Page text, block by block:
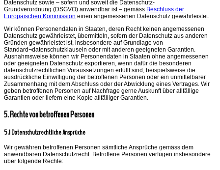
Datenschutz sowie – sofern und soweit die Datenschutz-
Grundverordnung (DSGVO) anwendbar ist – gemäss Beschluss der
Europäischen Kommission einen angemessenen Datenschutz gewährleistet.
Wir können Personendaten in Staaten, deren Recht keinen angemessenen
Datenschutz gewährleistet, übermitteln, sofern der Datenschutz aus anderen
Gründen gewährleistet ist, insbesondere auf Grundlage von
Standard¬datenschutzklauseln oder mit anderen geeigneten Garantien.
Ausnahmsweise können wir Personendaten in Staaten ohne angemessenen
oder geeigneten Datenschutz exportieren, wenn dafür die besonderen
datenschutzrechtlichen Voraussetzungen erfüllt sind, beispielsweise die
ausdrückliche Einwilligung der betroffenen Personen oder ein unmittelbarer
Zusammenhang mit dem Abschluss oder der Abwicklung eines Vertrages. Wir
geben betroffenen Personen auf Nachfrage gerne Auskunft über allfällige
Garantien oder liefern eine Kopie allfälliger Garantien.
5. Rechte von betroffenen Personen
5.1 Datenschutzrechtliche Ansprüche
Wir gewähren betroffenen Personen sämtliche Ansprüche gemäss dem
anwendbaren Datenschutzrecht. Betroffene Personen verfügen insbesondere
über folgende Rechte: